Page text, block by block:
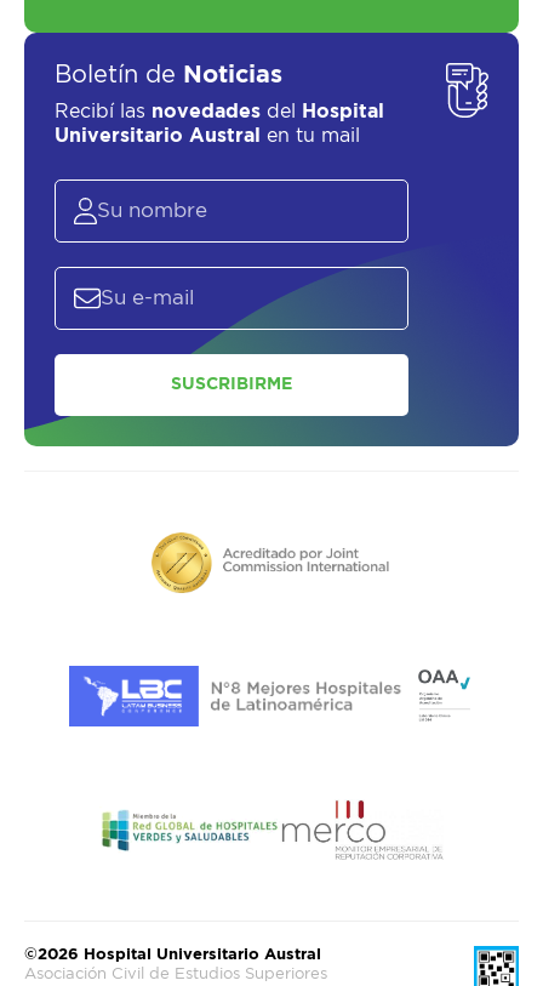
Boletín de Noticias
Recibí las novedades del
Hospital
Universitario Austral
en tu mail
SUSCRIBIRME
©2026 Hospital Universitario Austral
Asociación Civil de Estudios Superiores